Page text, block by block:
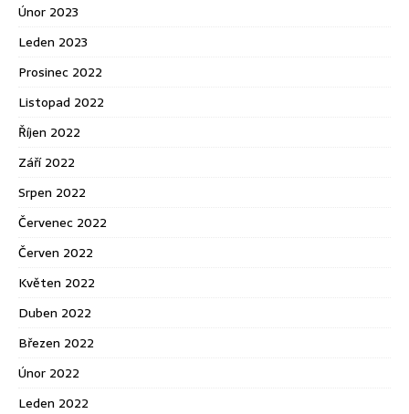
Únor 2023
Leden 2023
Prosinec 2022
Listopad 2022
Říjen 2022
Září 2022
Srpen 2022
Červenec 2022
Červen 2022
Květen 2022
Duben 2022
Březen 2022
Únor 2022
Leden 2022